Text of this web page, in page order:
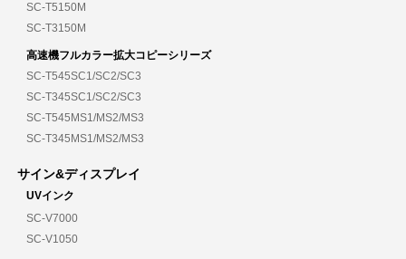
SC-T5150M
SC-T3150M
高速機フルカラー拡大コピーシリーズ
SC-T545SC1/SC2/SC3
SC-T345SC1/SC2/SC3
SC-T545MS1/MS2/MS3
SC-T345MS1/MS2/MS3
サイン&ディスプレイ
UVインク
SC-V7000
SC-V1050